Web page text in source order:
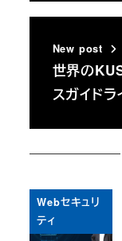
New post
世界の
スガイド
Webセキュリ
ティ